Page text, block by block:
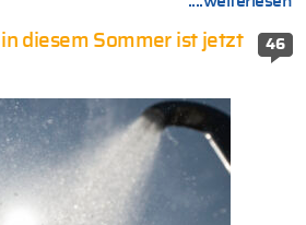
46
diesem Sommer ist jetzt